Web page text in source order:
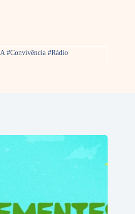
#Convivência #Rádio